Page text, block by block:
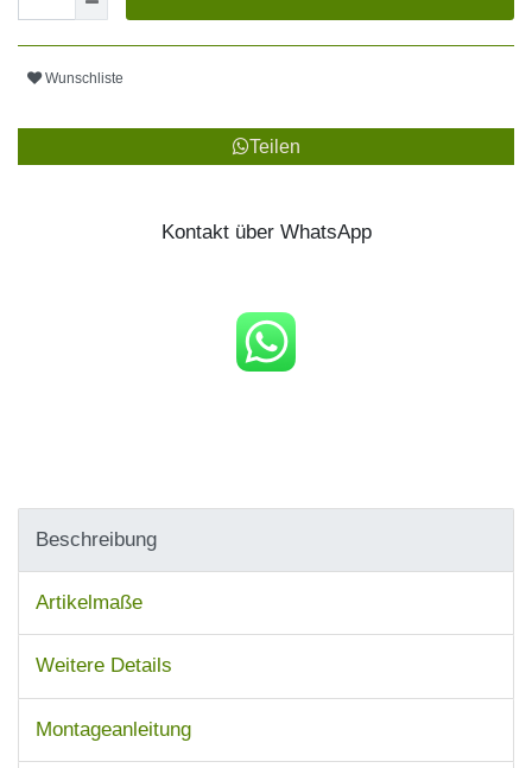
Wunschliste
Teilen
Kontakt über WhatsApp
Beschreibung
Artikelmaße
Weitere Details
Montageanleitung